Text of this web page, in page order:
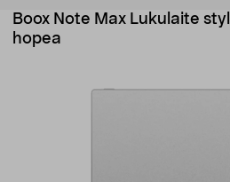
Boox Note Max Lukulaite
hopea